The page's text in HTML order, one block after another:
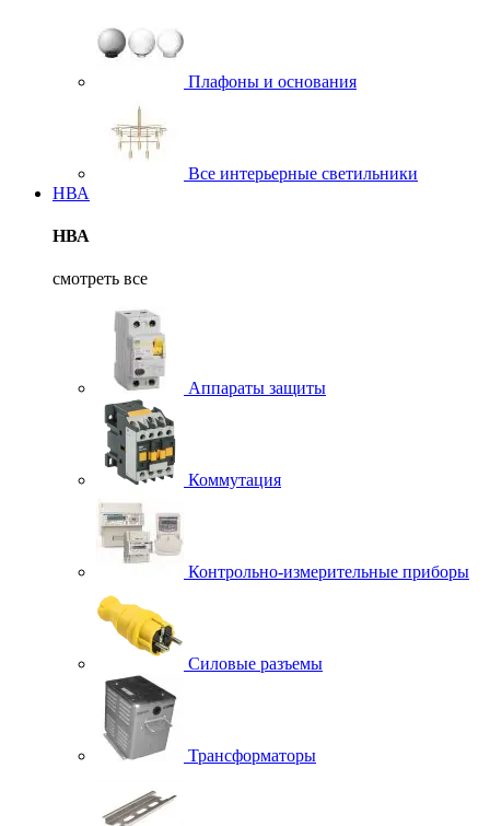
Плафоны и основания
Все интерьерные светильники
НВА
НВА
смотреть все
Аппараты защиты
Коммутация
Контрольно-измерительные приборы
Силовые разъемы
Трансформаторы